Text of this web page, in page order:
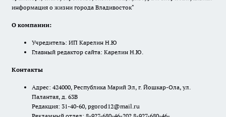
информация о жизни города Владивосток"
О компании:
Учредитель: ИП Карелин Н.Ю
Главный редактор сайта: Карелин Н.Ю.
Контакты
Адрес: 424000, Республика Марий Эл, г. Йошкар-Ола, ул.
Палантая, д. 63В
Редакция: 31-40-60, pgorod12@mail.ru